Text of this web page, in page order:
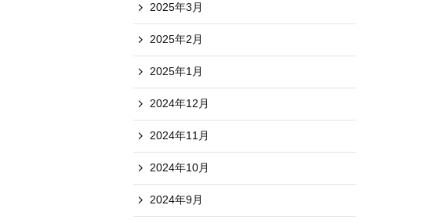
2025年3月
2025年2月
2025年1月
2024年12月
2024年11月
2024年10月
2024年9月